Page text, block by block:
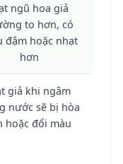
ngũ hoa giả
to hơn, có
đậm hoặc nhạt
hơn
giả khi ngâm
nước sẽ bị hòa
hoặc đổi màu